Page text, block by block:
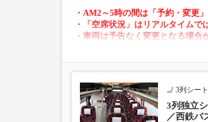
・AM2～5時の間は「予約・変更
・「空席状況」はリアルタイムで
・車両は予告なく変更となる場
3列シート
3列独立
／西鉄バ